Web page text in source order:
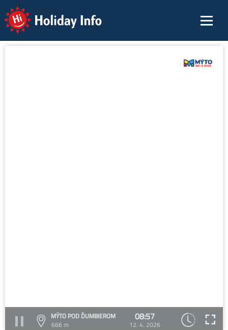
Holiday Info
MÝTO POD ĎUMBIEROM
666 m
08:57
12. 4. 2026